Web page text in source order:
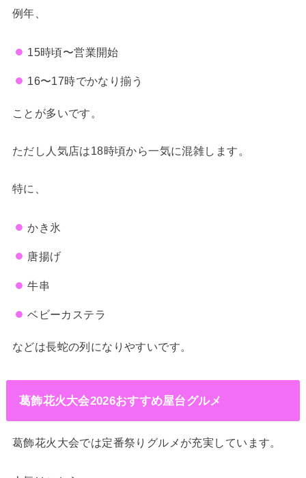
例年、
15時頃〜営業開始
16〜17時でかなり揃う
ことが多いです。
ただし人気店は18時頃から一気に混雑します。
特に、
かき氷
唐揚げ
牛串
ベビーカステラ
などは長蛇の列になりやすいです。
葛飾花火大会2026おすすめ屋台グルメ
葛飾花火大会では定番祭りグルメが充実しています。